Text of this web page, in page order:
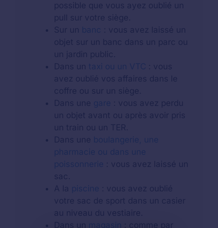
possible que vous ayez oublié un
pull sur votre siège.
Sur un banc : vous avez laissé un
objet sur un banc dans un parc ou
un jardin public.
Dans un taxi ou un VTC : vous
avez oublié vos affaires dans le
coffre ou sur un siège.
Dans une gare : vous avez perdu
un objet avant ou après avoir pris
un train ou un TER.
Dans une boulangerie, une
pharmacie ou dans une
poissonnerie : vous avez laissé un
sac.
A la piscine : vous avez oublié
votre sac de sport dans un casier
au niveau du vestiaire.
Dans un
magasin
: comme par